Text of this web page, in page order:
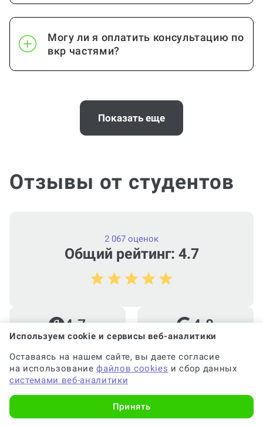
Могу ли я оплатить консультацию по
вкр частями?
Если мне нужна консультация по
презентации и речи для выступления
— вы сможете помочь?
Почему выгодно заказать
Сколько стоит заказать ВКР
(консультацию по написанию ВКР)?
В чем разница ВКР и дипломной
работы?
Сколько должно быть страниц в
ВКР?
Показать еще
Отзывы от студентов
Общий рейтинг: 4.7
2 067 оценок
4.7 4.8
4.5 4.5
Юлия Р.
Используем cookie и сервисы веб-аналитики
Оставаясь на нашем сайте, вы даете согласие
на использованиефайлов cookies и сбор данных
системами веб-аналитики
Принять